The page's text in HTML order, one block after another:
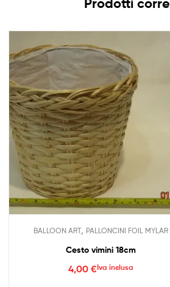
Prodotti
BALLOON ART, PALLONCINI FOIL MYLAR
Cesto vimini 18cm
4,00 €Iva inclusa